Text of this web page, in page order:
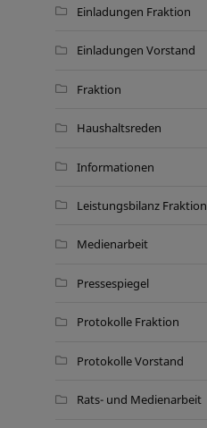
Einladungen Fraktion
Einladungen Vorstand
Fraktion
Haushaltsreden
Informationen
Leistungsbilanz Fraktion
Medienarbeit
Pressespiegel
Protokolle Fraktion
Protokolle Vorstand
Rats- und Medienarbeit